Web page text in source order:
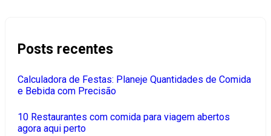
Posts recentes
Calculadora de Festas: Planeje Quantidades de Comida
e Bebida com Precisão
10 Restaurantes com comida para viagem abertos
agora aqui perto